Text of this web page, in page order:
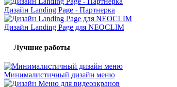
Дизайн Landing Page - Партнерка
Дизайн Landing Page для NEOCLIM
Лучшие работы
Минималистичный дизайн меню